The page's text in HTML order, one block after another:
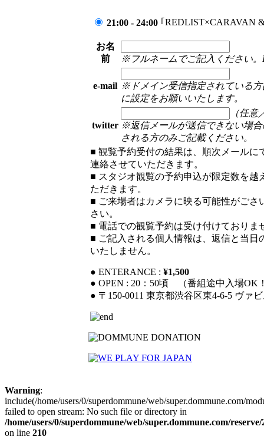
21:00 - 24:00 ｢REDLIST×CARAVAN
お名
前
※フルネームでご記入ください。
e-mail ※ドメイン受信指定されている方
に設定をお願いいたします。
twitter
（任意
※返信メールが送信できない場
される方のみご記載ください。
■ 観覧予約受付の結果は、順次メールに
連絡させていただきます。
■ スタジオ観覧の予約申込が限定数を越
ただきます。
■ ご来場者はカメラに映る可能性がご
さい。
■ 電話での観覧予約は受け付けており
■ ご記入される個人情報は、返信と当
いたしません。
● ENTERANCE : ¥1,500
● OPEN : 20：50頃 （番組途中入場OK
● 〒150-0011 東京都渋谷区東4-6-5 ヴァ
Warning:
include(/home/users/0/superdommune/web/super.dommune.com/
failed to open stream: No such file or directory in
/home/users/0/superdommune/web/super.dommune.com/
on line 210